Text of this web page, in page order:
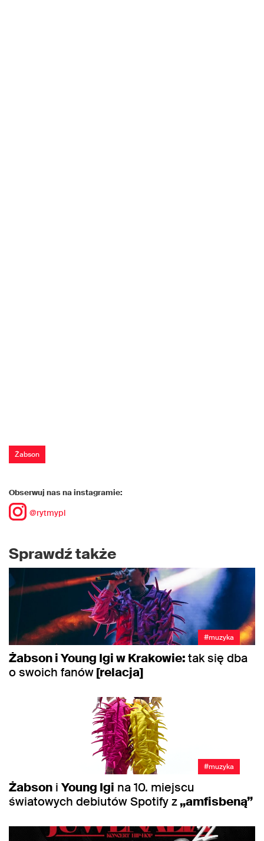
Żabson
Obserwuj nas na instagramie:
@rytmypl
Sprawdź także
#muzyka
Żabson i Young Igi w Krakowie:tak się dba
o swoich fanów[relacja]
#muzyka
Żabson i Young Igi na 10. miejscu
światowych debiutów Spotify z„amfisbeną”